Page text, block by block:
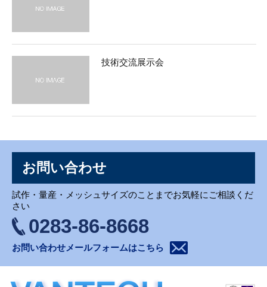
技術交流展示会
お問い合わせ
試作・量産・メッシュサイズのことまでお気軽にご相談くだ
さい
0283-86-8668
お問い合わせメールフォームはこちら